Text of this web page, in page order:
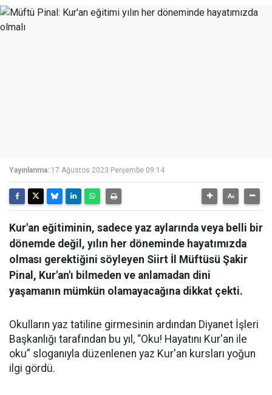
Yayınlanma: 17 Ağustos 2023 Perşembe 09:14
Kur'an eğitiminin, sadece yaz aylarında veya belli bir
dönemde değil, yılın her döneminde hayatımızda
olması gerektiğini söyleyen Siirt İl Müftüsü Şakir
Pinal, Kur'an'ı bilmeden ve anlamadan dini
yaşamanın mümkün olamayacağına dikkat çekti.
Okulların yaz tatiline girmesinin ardından Diyanet İşleri
Başkanlığı tarafından bu yıl, “Oku! Hayatını Kur'an ile
oku” sloganıyla düzenlenen yaz Kur'an kursları yoğun
ilgi gördü.